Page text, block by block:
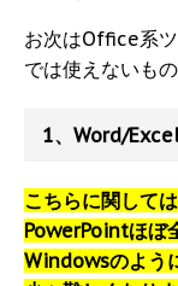
お次はOffice系
では使えないも
1、Word/
こちらに関して
PowerPointほぼ
Windowsのよう